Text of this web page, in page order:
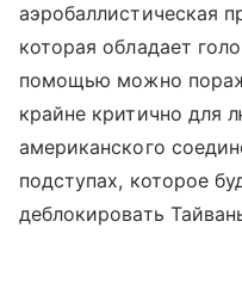
аэробаллистическая
которая обладает
помощью можно
крайне критично для
американского
подступах, которое
деблокировать